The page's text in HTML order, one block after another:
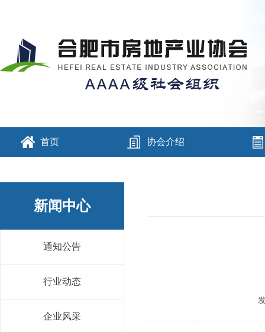
首页 协会介绍
新闻中心
通知公告
行业动态
企业风采